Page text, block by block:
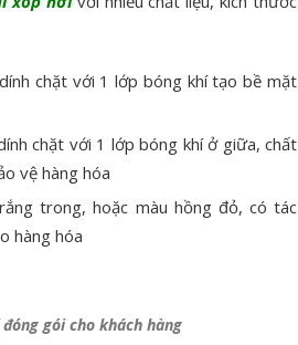
chặt với 1 lớp bóng khí tạo bề mặt
chặt với 1 lớp bóng khí ở giữa, chất
vệ hàng hóa
trong, hoặc màu hồng đỏ, có tác
hàng hóa
gói cho khách hàng